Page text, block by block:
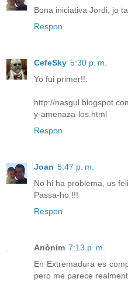
Bona iniciativa Jordi, jo
Respon
CefeSky 5:30 p. m.
Yo fui primer!!:
http://
y-amenaza-los.html
Respon
Joan 5:47 p. m.
No hi ha problema, us
Passa-ho !!!
Respon
Anònim 7:13 p. m.
En Extremadura es
pero me parece